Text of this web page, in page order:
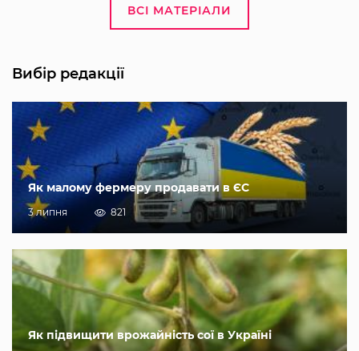
ВСІ МАТЕРІАЛИ
Вибір редакції
Як малому фермеру продавати в ЄС
3 липня 821
Як підвищити врожайність сої в Україні